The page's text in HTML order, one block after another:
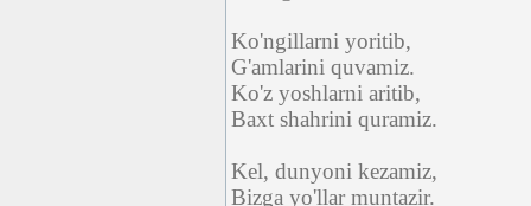
Ko'ngillarni yoritib,
G'amlarini quvamiz.
Ko'z yoshlarni aritib,
Baxt shahrini quramiz.
Kel, dunyoni kezamiz,
Bizga yo'llar muntazir.